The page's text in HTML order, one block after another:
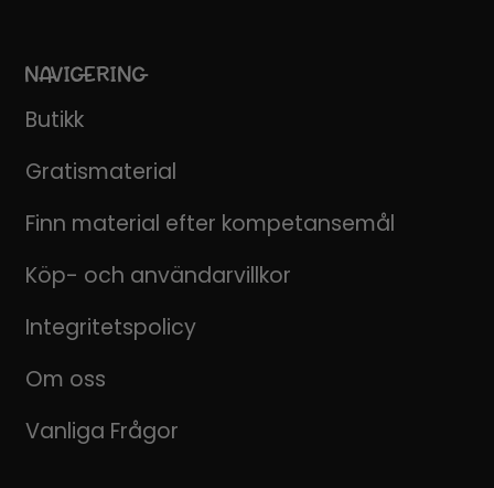
NAVIGERING
Butikk
Gratismaterial
Finn material efter kompetansemål
Köp- och användarvillkor
Integritetspolicy
Om oss
Vanliga Frågor